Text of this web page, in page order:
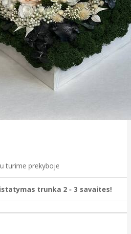
turime prekyboje
trunka 2 - 3 savaites!